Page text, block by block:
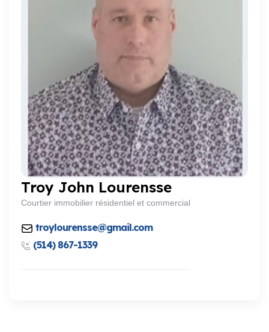
Troy John Lourensse
Courtier immobilier résidentiel et commercial
troylourensse@gmail.com
(514) 867-1339